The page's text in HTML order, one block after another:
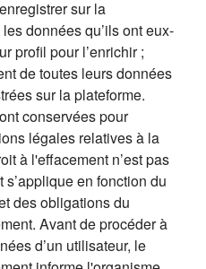
sur la
données qu’ils ont eux-
profil pour l’enrichir ;
de toutes leurs données
sur la plateforme.
conservées pour
légales relatives à la
à l'effacement n’est pas
en fonction du
des obligations du
Avant de procéder à
d’un utilisateur, le